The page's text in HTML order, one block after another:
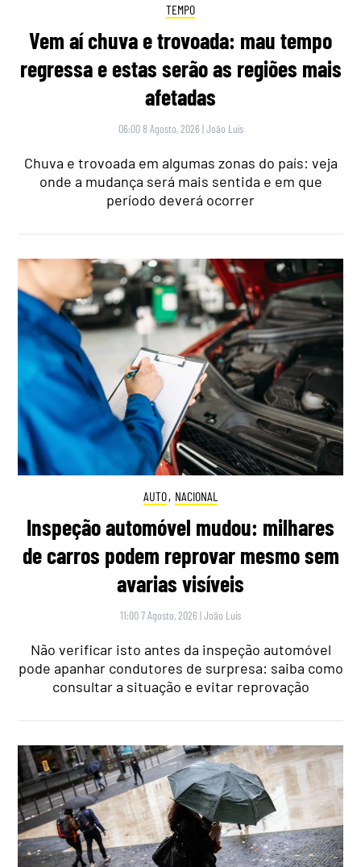
TEMPO
Vem aí chuva e trovoada: mau tempo
regressa e estas serão as regiões mais
afetadas
06:00 8 Agosto, 2026 |João Luís
Chuva e trovoada em algumas zonas do país: veja
onde a mudança será mais sentida e em que
período deverá ocorrer
AUTO, NACIONAL
Inspeção automóvel mudou: milhares
de carros podem reprovar mesmo sem
avarias visíveis
11:00 7 Agosto, 2026 |João Luís
Não verificar isto antes da inspeção automóvel
pode apanhar condutores de surpresa: saiba como
consultar a situação e evitar reprovação